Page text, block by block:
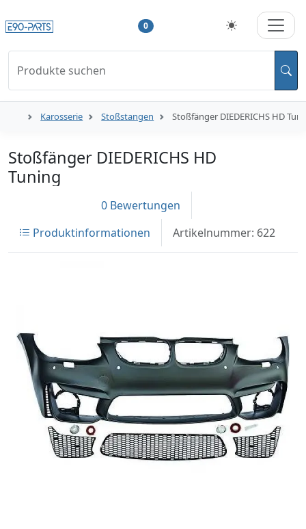
0
Produkte suchen
Karosserie Stoßstangen Stoßfänger DIEDERICHS HD
Stoßfänger DIEDERICHS HD
Tuning
0 Bewertungen
Produktinformationen
Artikelnummer: 622